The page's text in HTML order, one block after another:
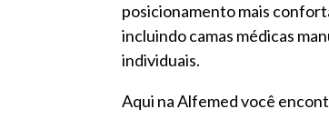
posicionamento mais
incluindo camas médicas
individuais.
Aqui na Alfemed você